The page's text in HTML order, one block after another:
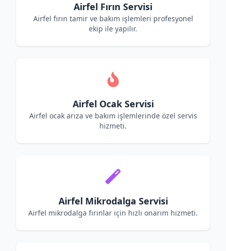
Airfel Fırın Servisi
Airfel fırın tamir ve bakım işlemleri profesyonel
ekip ile yapılır.
Airfel Ocak Servisi
Airfel ocak arıza ve bakım işlemlerinde özel servis
hizmeti.
Airfel Mikrodalga Servisi
Airfel mikrodalga fırınlar için hızlı onarım hizmeti.